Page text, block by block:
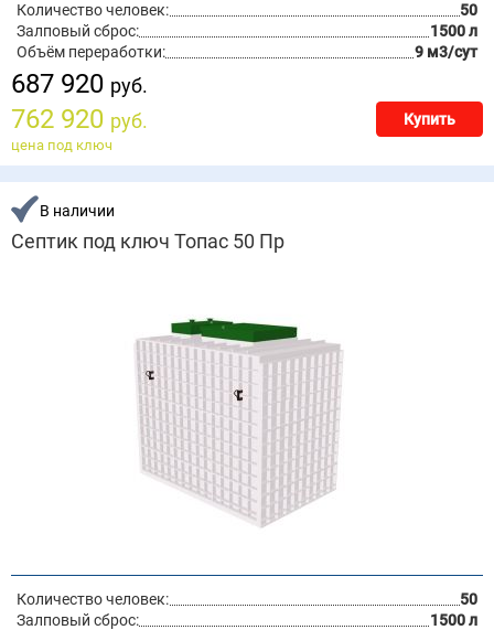
Количество человек:
50
Залповый сброс:
1500 л
Объём переработки:
9 м3/сут
687 920 руб.
762 920 руб. Купить
цена под ключ
В наличии
Септик под ключ Топас 50 Пр
Количество человек:
50
Залповый сброс:
1500 л